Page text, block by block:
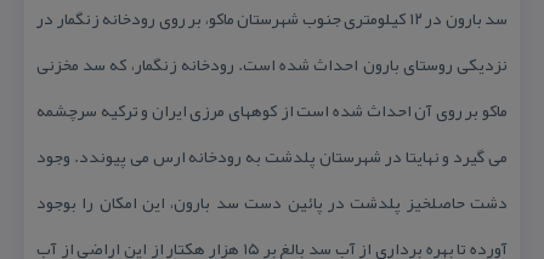
سد بارون در ۱۲ كیلومتری جنوب شهرستان ماكو، بر روی رودخانه زنگمار در
نزدیكی روستای بارون احداث شده است. رودخانه زنگمار، كه سد مخزنی
ماكو بر روی آن احداث شده است از كوههای مرزی ایران و تركیه سرچشمه
می گیرد و نهایتا در شهرستان پلدشت به رودخانه ارس می پیوندد. وجود
دشت حاصلخیز پلدشت در پائین دست سد بارون، این امكان را بوجود
آورده تا بهره برداری از آب سد بالغ بر ۱۵ هزار هكتار از این اراضی از آب